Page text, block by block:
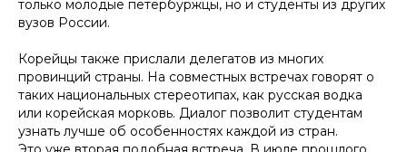
только молодые петербуржцы, но и студенты из других
вузов России.
Корейцы также прислали делегатов из многих
провинций страны. На совместных встречах говорят о
таких национальных стереотипах, как русская водка
или корейская морковь. Диалог позволит студентам
узнать лучше об особенностях каждой из стран.